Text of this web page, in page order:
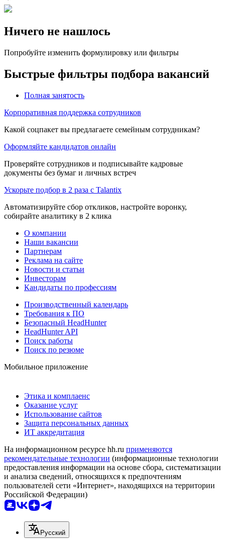
Ничего не нашлось
Попробуйте изменить формулировку или фильтры
Быстрые фильтры подбора вакансий
Полная занятость
Корпоративная поддержка сотрудников
Какой соцпакет вы предлагаете семейным сотрудникам?
Оформляйте кандидатов онлайн
Проверяйте сотрудников и подписывайте кадровые
документы без бумаг и личных встреч
Ускорьте подбор в 2 раза с Talantix
Автоматизируйте сбор откликов, настройте воронку,
собирайте аналитику в 2 клика
О компании
Наши вакансии
Партнерам
Реклама на сайте
Новости и статьи
Инвесторам
Кандидаты по профессиям
Производственный календарь
Требования к ПО
Безопасный HeadHunter
HeadHunter API
Поиск работы
Поиск по резюме
Мобильное приложение
Этика и комплаенс
Оказание услуг
Использование сайтов
Защита персональных данных
ИТ аккредитация
На информационном ресурсе hh.ru применяются
рекомендательные технологии (информационные технологии
предоставления информации на основе сбора, систематизации
и анализа сведений, относящихся к предпочтениям
пользователей сети «Интернет», находящихся на территории
Российской Федерации)
Русский